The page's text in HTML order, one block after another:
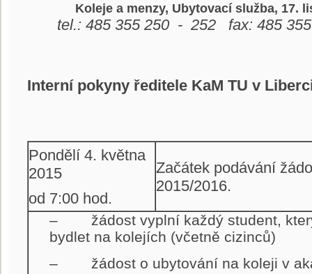
Koleje a menzy, Ubytovací služba, 17.
tel.: 485 355 250 - 252 fax: 485
Interní pokyny ředitele KaM TU v
Pondělí 4. května
2015
od 7:00 hod.
Začátek podávání
2015/2016.
– žádost vyplní každý student,
bydlet na kolejích (včetně cizinců)
– žádost o ubytování na koleji v